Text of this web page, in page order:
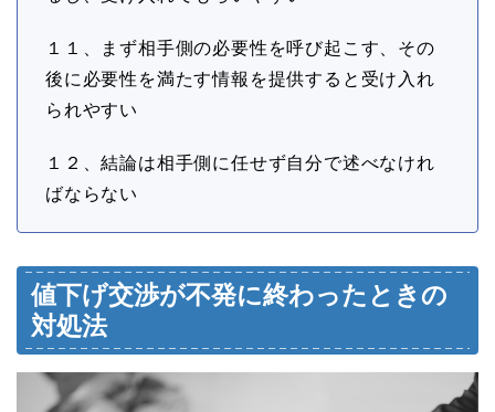
１１、まず相手側の必要性を呼び起こす、その
後に必要性を満たす情報を提供すると受け入れ
られやすい
１２、結論は相手側に任せず自分で述べなけれ
ばならない
値下げ交渉が不発に終わったときの
対処法